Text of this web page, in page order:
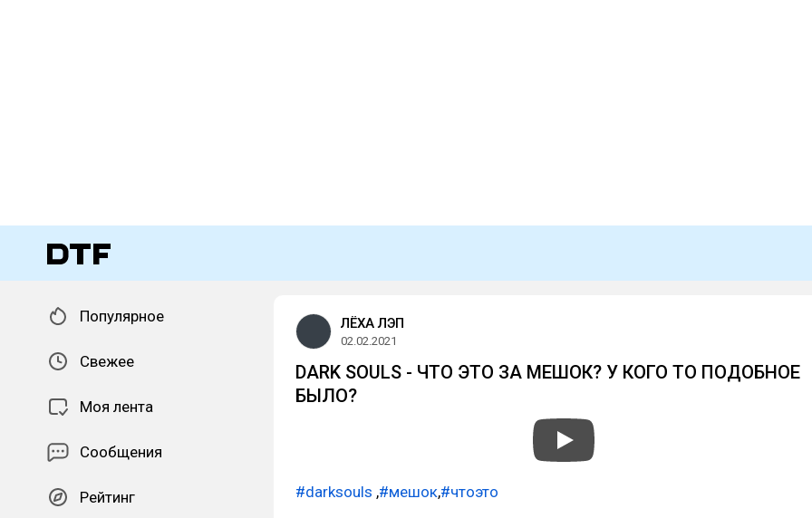
Популярное
Свежее
Моя лента
Сообщения
Рейтинг
ЛЁХА ЛЭП
02.02.2021
DARK SOULS - ЧТО ЭТО ЗА МЕШОК? У КОГО ТО ПОДОБНОЕ
БЫЛО?
#darksouls ,#мешок,#чтоэто